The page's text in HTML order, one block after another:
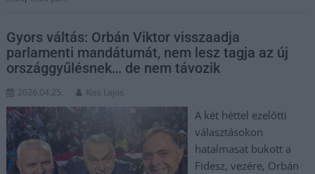
Gyors váltás: Orbán Viktor visszaadja
parlamenti mandátumát, nem lesz tagja az új
országgyűlésnek… de nem távozik
2026.04.25. Kiss Lajos
A két héttel ezelőtti
választásokon
hatalmasat bukott a
Fidesz, vezére, Orbán